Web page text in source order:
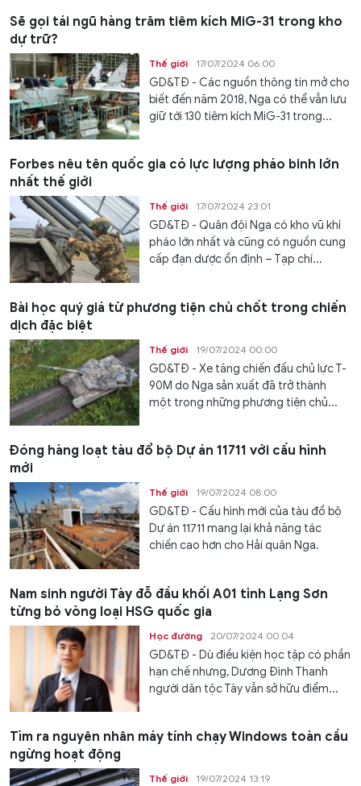
Sẽ gọi tái ngũ hàng trăm tiêm kích MiG-31 trong kho
dự trữ?
Thế giới 17/07/2024 06:00
GD&TĐ - Các nguồn thông tin mở cho
biết đến năm 2018, Nga có thể vẫn lưu
giữ tới 130 tiêm kích MiG-31 trong...
Forbes nêu tên quốc gia có lực lượng pháo binh lớn
nhất thế giới
Thế giới 17/07/2024 23:01
GD&TĐ - Quân đội Nga có kho vũ khí
pháo lớn nhất và cũng có nguồn cung
cấp đạn dược ổn định – Tạp chí...
Bài học quý giá từ phương tiện chủ chốt trong chiến
dịch đặc biệt
Thế giới 19/07/2024 00:00
GD&TĐ - Xe tăng chiến đấu chủ lực T-
90M do Nga sản xuất đã trở thành
một trong những phương tiện chủ...
Đóng hàng loạt tàu đổ bộ Dự án 11711 với cấu hình
mới
Thế giới 19/07/2024 08:00
GD&TĐ - Cấu hình mới của tàu đổ bộ
Dự án 11711 mang lại khả năng tác
chiến cao hơn cho Hải quân Nga.
Nam sinh người Tày đỗ đầu khối A01 tỉnh Lạng Sơn
từng bỏ vòng loại HSG quốc gia
Học đường 20/07/2024 00:04
GD&TĐ - Dù điều kiện học tập có phần
hạn chế nhưng, Dương Đình Thanh
người dân tộc Tày vẫn sở hữu điểm...
Tìm ra nguyên nhân máy tính chạy Windows toàn cầu
ngừng hoạt động
Thế giới 19/07/2024 13:19